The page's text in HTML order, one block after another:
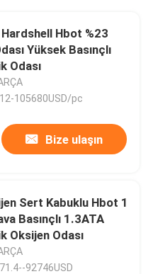
Hbot %23
Yüksek Basınçlı
Odası
105680USD/pc
Bize ulaşın
Sert Kabuklu Hbot 1
Basınçlı 1.3ATA
Oksijen Odası
92746USD